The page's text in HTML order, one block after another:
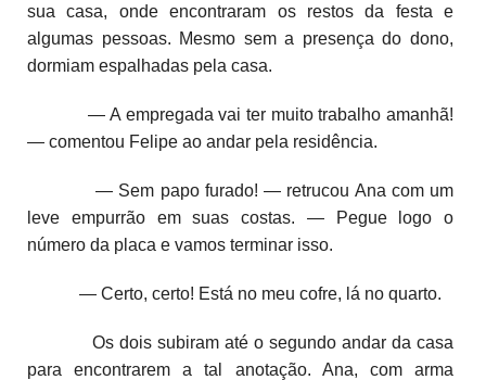
sua casa, onde encontraram os restos da festa e
algumas pessoas. Mesmo sem a presença do dono,
dormiam espalhadas pela casa.
— A empregada vai ter muito trabalho amanhã!
— comentou Felipe ao andar pela residência.
— Sem papo furado! — retrucou Ana com um
leve empurrão em suas costas. — Pegue logo o
número da placa e vamos terminar isso.
— Certo, certo! Está no meu cofre, lá no quarto.
Os dois subiram até o segundo andar da casa
para encontrarem a tal anotação. Ana, com arma